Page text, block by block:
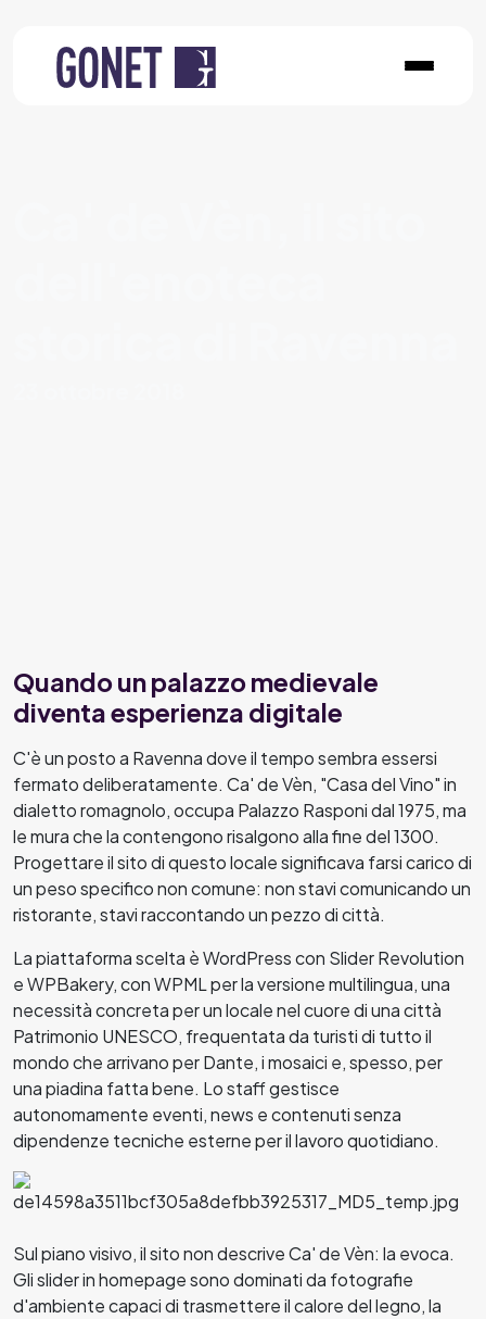
Quando un palazzo medievale
diventa esperienza digitale
C'è un posto a Ravenna dove il tempo sembra essersi
fermato deliberatamente. Ca' de Vèn, "Casa del Vino" in
dialetto romagnolo, occupa Palazzo Rasponi dal 1975, ma
le mura che la contengono risalgono alla fine del 1300.
Progettare il sito di questo locale significava farsi carico di
un peso specifico non comune: non stavi comunicando un
ristorante, stavi raccontando un pezzo di città.
La piattaforma scelta è WordPress con Slider Revolution
e WPBakery, con WPML per la versione multilingua, una
necessità concreta per un locale nel cuore di una città
Patrimonio UNESCO, frequentata da turisti di tutto il
mondo che arrivano per Dante, i mosaici e, spesso, per
una piadina fatta bene. Lo staff gestisce
autonomamente eventi, news e contenuti senza
dipendenze tecniche esterne per il lavoro quotidiano.
Sul piano visivo, il sito non descrive Ca' de Vèn: la evoca.
Gli slider in homepage sono dominati da fotografie
d'ambiente capaci di trasmettere il calore del legno, la